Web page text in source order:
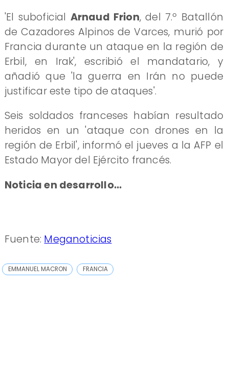
'El suboficial Arnaud Frion, del 7.º Batallón
de Cazadores Alpinos de Varces, murió por
Francia durante un ataque en la región de
Erbil, en Irak', escribió el mandatario, y
añadió que 'la guerra en Irán no puede
justificar este tipo de ataques'.
Seis soldados franceses habían resultado
heridos en un 'ataque con drones en la
región de Erbil', informó el jueves a la AFP el
Estado Mayor del Ejército francés.
Noticia en desarrollo...
Fuente: Meganoticias
EMMANUEL MACRON FRANCIA